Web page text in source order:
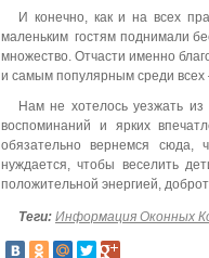
И конечно, как и на всех
маленьким гостям поднимали
множество. Отчасти именно
и самым популярным среди
Нам не хотелось уезжать
воспоминаний и ярких
обязательно вернемся сюда,
нуждается, чтобы веселить
положительной энергией,
Теги: Информация Оконных